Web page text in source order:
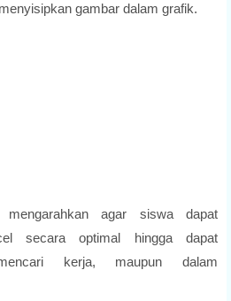
gambar dalam grafik.
agar siswa dapat
secara optimal hingga dapat
kerja, maupun dalam